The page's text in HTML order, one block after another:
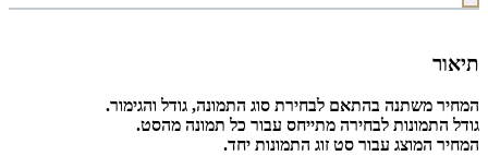
תיאור
המחיר משתנה בהתאם לבחירת סוג התמונה, גודל והגימור.
גודל התמונות לבחירה מתייחס עבור כל תמונה מהסט.
המחיר המוצג עבור סט זוג התמונות יחד.